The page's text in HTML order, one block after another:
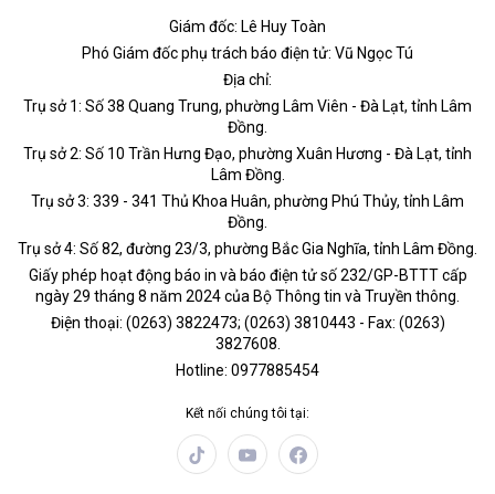
Giám đốc: Lê Huy Toàn
Phó Giám đốc phụ trách báo điện tử: Vũ Ngọc Tú
Địa chỉ:
Trụ sở 1: Số 38 Quang Trung, phường Lâm Viên - Đà Lạt, tỉnh Lâm
Đồng.
Trụ sở 2: Số 10 Trần Hưng Đạo, phường Xuân Hương - Đà Lạt, tỉnh
Lâm Đồng.
Trụ sở 3: 339 - 341 Thủ Khoa Huân, phường Phú Thủy, tỉnh Lâm
Đồng.
Trụ sở 4: Số 82, đường 23/3, phường Bắc Gia Nghĩa, tỉnh Lâm Đồng.
Giấy phép hoạt động báo in và báo điện tử số 232/GP-BTTT cấp
ngày 29 tháng 8 năm 2024 của Bộ Thông tin và Truyền thông.
Điện thoại: (0263) 3822473; (0263) 3810443 - Fax: (0263)
3827608.
Hotline: 0977885454
Kết nối chúng tôi tại: